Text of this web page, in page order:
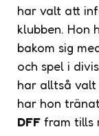
har valt att
klubben. Hon
bakom sig
och spel i
har alltså
har hon
DFF fram tills